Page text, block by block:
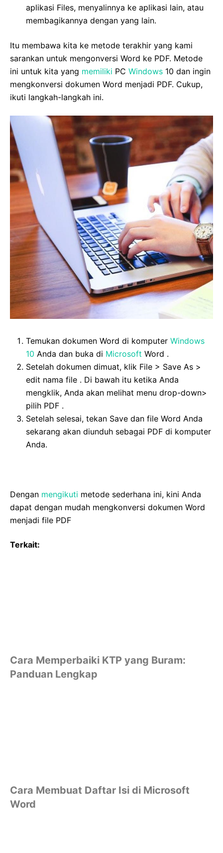
aplikasi Files, menyalinnya ke aplikasi lain, atau
membagikannya dengan yang lain.
Itu membawa kita ke metode terakhir yang kami
sarankan untuk mengonversi Word ke PDF. Metode
ini untuk kita yang memiliki PC Windows 10 dan ingin
mengkonversi dokumen Word menjadi PDF. Cukup,
ikuti langkah-langkah ini.
Temukan dokumen Word di komputer Windows
10 Anda dan buka di Microsoft Word .
Setelah dokumen dimuat, klik File > Save As >
edit nama file . Di bawah itu ketika Anda
mengklik, Anda akan melihat menu drop-down>
pilih PDF .
Setelah selesai, tekan Save dan file Word Anda
sekarang akan diunduh sebagai PDF di komputer
Anda.
Dengan mengikuti metode sederhana ini, kini Anda
dapat dengan mudah mengkonversi dokumen Word
menjadi file PDF
Terkait:
Cara Memperbaiki KTP yang Buram:
Panduan Lengkap
Cara Membuat Daftar Isi di Microsoft
Word